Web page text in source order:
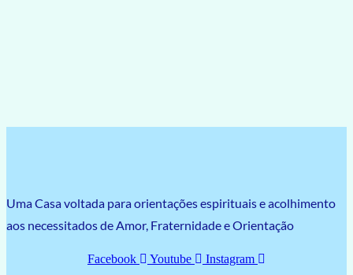
Uma Casa voltada para orientações espirituais e acolhimento
aos necessitados de Amor, Fraternidade e Orientação
Facebook Youtube Instagram